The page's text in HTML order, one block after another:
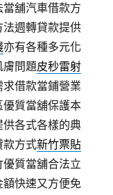
舖汽車借款方
週轉貸款提供
亦有各種多元化
膚問題皮秒雷射
借款當鋪營業
質當舖保護本
供各式各樣的典
款方式新竹票貼
質當舖合法立
快速又方便免